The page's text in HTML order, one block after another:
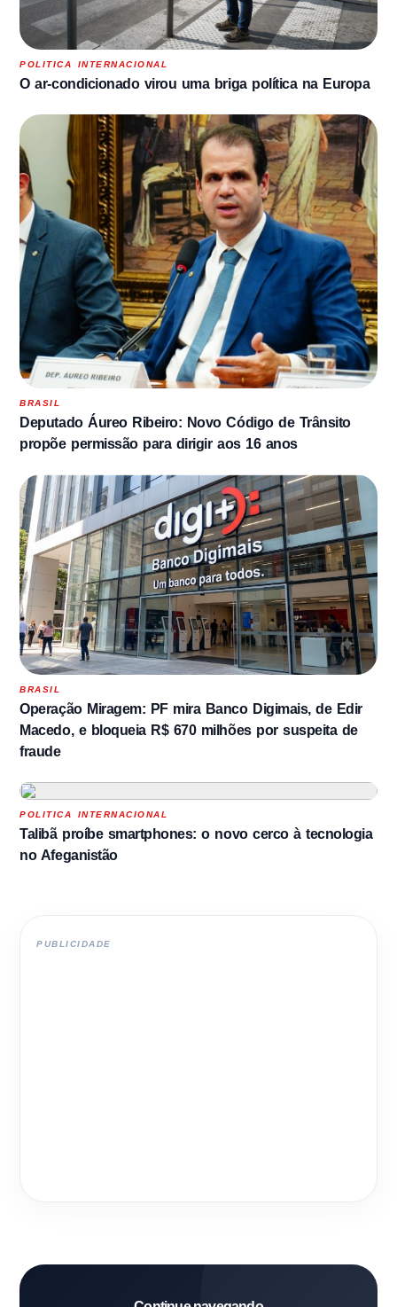
POLITICA INTERNACIONAL
O ar-condicionado virou uma briga política na Europa
BRASIL
Deputado Áureo Ribeiro: Novo Código de Trânsito
propõe permissão para dirigir aos 16 anos
BRASIL
Operação Miragem: PF mira Banco Digimais, de Edir
Macedo, e bloqueia R$ 670 milhões por suspeita de
fraude
POLITICA INTERNACIONAL
Talibã proíbe smartphones: o novo cerco à tecnologia
no Afeganistão
PUBLICIDADE